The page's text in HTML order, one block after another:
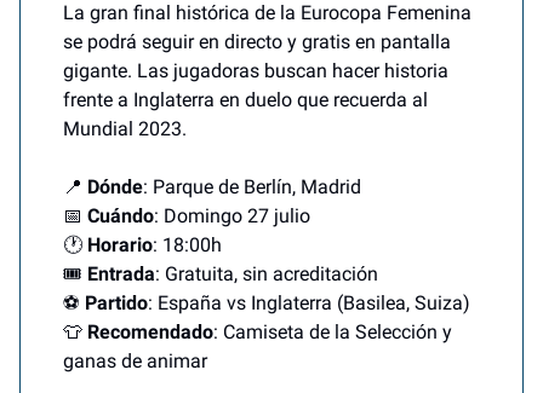
La gran final histórica de la Eurocopa Femenina
se podrá seguir en directo y gratis en pantalla
gigante. Las jugadoras buscan hacer historia
frente a Inglaterra en duelo que recuerda al
Mundial 2023.
📍 Dónde: Parque de Berlín, Madrid
📅 Cuándo: Domingo 27 julio
🕐 Horario: 18:00h
🎟️ Entrada: Gratuita, sin acreditación
⚽ Partido: España vs Inglaterra (Basilea, Suiza)
👕 Recomendado: Camiseta de la Selección y
ganas de animar